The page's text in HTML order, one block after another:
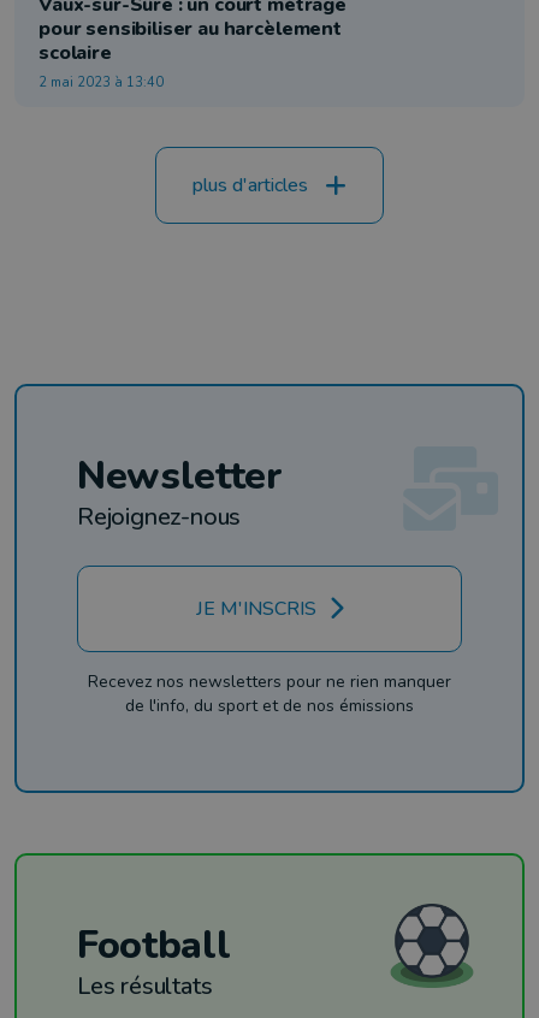
pour sensibiliser au harcèlement
scolaire
2 mai 2023 à 13:40
plus d'articles
Newsletter
Rejoignez-nous
JE M'INSCRIS
Recevez nos newsletters pour ne rien manquer
de l'info, du sport et de nos émissions
Football
Les résultats